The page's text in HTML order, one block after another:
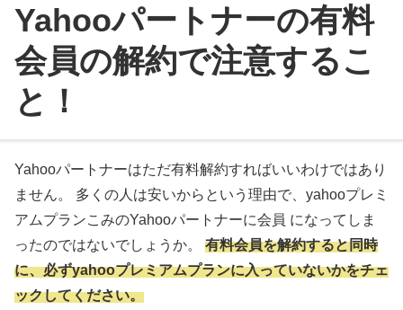
Yahooパートナーの有料
会員の解約で注意するこ
と！
Yahooパートナーはただ有料解約すればいいわけではあり
ません。 多くの人は安いからという理由で、yahooプレミ
アムプランこみのYahooパートナーに会員 になってしま
ったのではないでしょうか。 有料会員を解約すると同時
に、必ずyahooプレミアムプランに入っていないかをチェ
ックしてください。